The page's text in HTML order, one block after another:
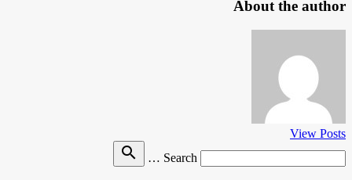
About the author
View Posts
Search …
search